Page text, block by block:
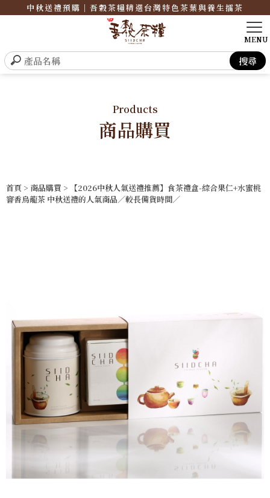
中秋送禮預購｜吾穀茶糧精選台灣特色茶葉與養生擂茶
Products
商品購買
首頁 > 商品購買 > 【2026中秋人氣送禮推薦】食茶禮盒-綜合果仁+水蜜桃
窨香烏龍茶 中秋送禮的人氣商品／較長備貨時間／